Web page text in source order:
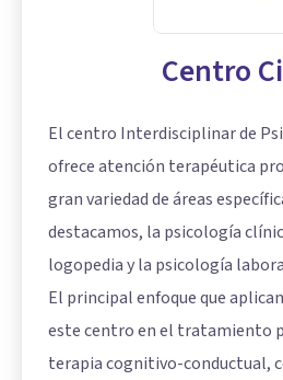
Centro
El centro Interdisciplinar de
ofrece atención terapéutica
gran variedad de áreas
destacamos, la psicología
logopediay la psicología
El principal enfoque que
este centro en el tratamiento
terapia cognitivo-conductual,